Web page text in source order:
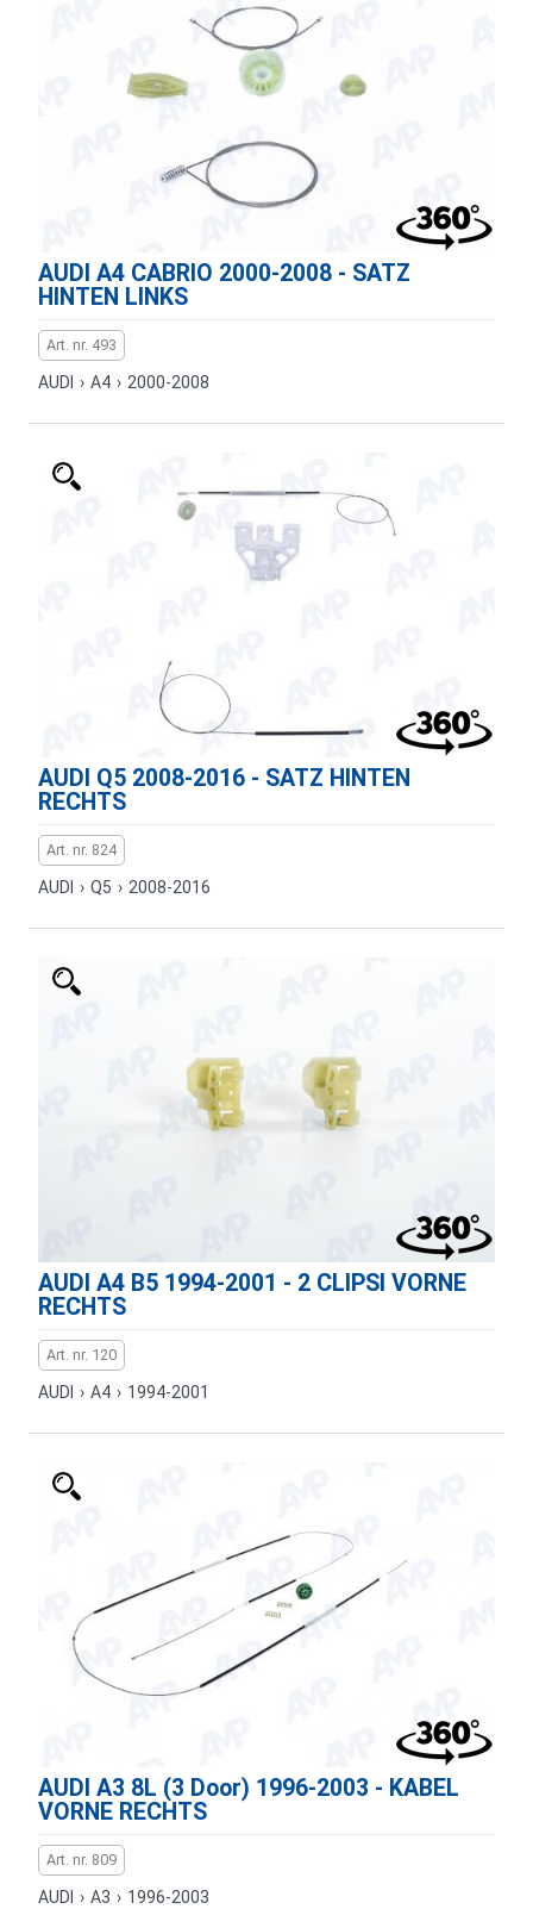
AUDI A4 CABRIO 2000-2008 - SATZ
HINTEN LINKS
Art. nr. 493
AUDI › A4 › 2000-2008
AUDI Q5 2008-2016 - SATZ HINTEN
RECHTS
Art. nr. 824
AUDI › Q5 › 2008-2016
AUDI A4 B5 1994-2001 - 2 CLIPSI VORNE
RECHTS
Art. nr. 120
AUDI › A4 › 1994-2001
AUDI A3 8L (3 Door) 1996-2003 - KABEL
VORNE RECHTS
Art. nr. 809
AUDI › A3 › 1996-2003